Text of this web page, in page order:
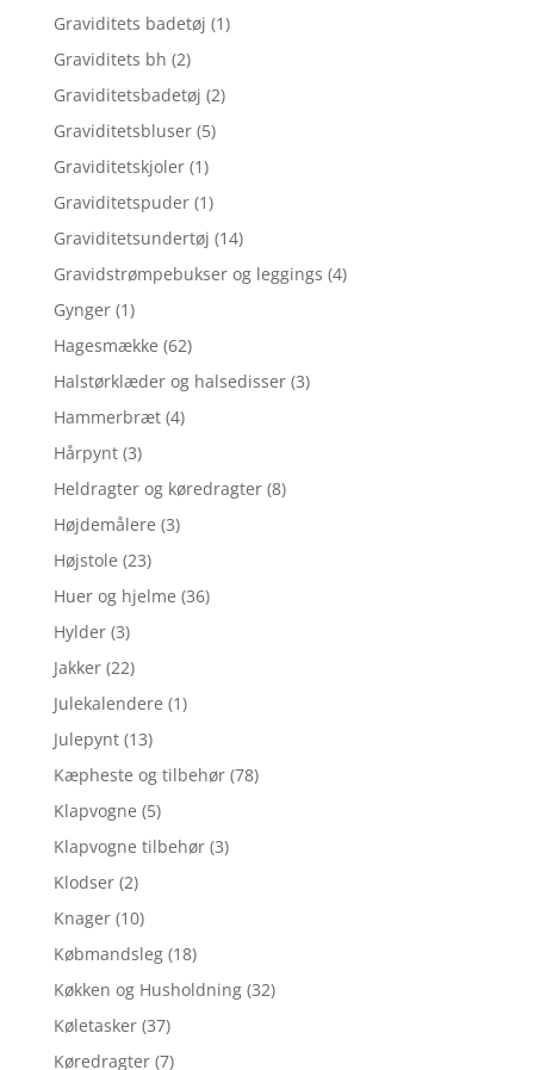
Graviditets badetøj (1)
Graviditets bh (2)
Graviditetsbadetøj (2)
Graviditetsbluser (5)
Graviditetskjoler (1)
Graviditetspuder (1)
Graviditetsundertøj (14)
Gravidstrømpebukser og leggings (4)
Gynger (1)
Hagesmække (62)
Halstørklæder og halsedisser (3)
Hammerbræt (4)
Hårpynt (3)
Heldragter og køredragter (8)
Højdemålere (3)
Højstole (23)
Huer og hjelme (36)
Hylder (3)
Jakker (22)
Julekalendere (1)
Julepynt (13)
Kæpheste og tilbehør (78)
Klapvogne (5)
Klapvogne tilbehør (3)
Klodser (2)
Knager (10)
Købmandsleg (18)
Køkken og Husholdning (32)
Køletasker (37)
Køredragter (7)